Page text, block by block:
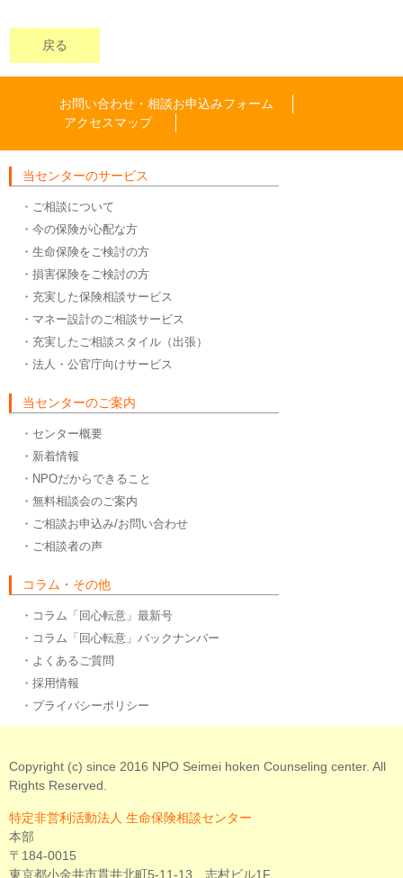
戻る
お問い合わせ・相談お申込みフォーム
アクセスマップ
当センターのサービス
・ご相談について
・今の保険が心配な方
・生命保険をご検討の方
・損害保険をご検討の方
・充実した保険相談サービス
・マネー設計のご相談サービス
・充実したご相談スタイル（出張）
・法人・公官庁向けサービス
当センターのご案内
・センター概要
・新着情報
・NPOだからできること
・無料相談会のご案内
・ご相談お申込み/お問い合わせ
・ご相談者の声
コラム・その他
・コラム「回心転意」最新号
・コラム「回心転意」バックナンバー
・よくあるご質問
・採用情報
・プライバシーポリシー
Copyright (c) since 2016 NPO Seimei hoken Counseling center. All
Rights Reserved.
特定非営利活動法人 生命保険相談センター
本部
〒184-0015
東京都小金井市貫井北町5-11-13 志村ビル1F